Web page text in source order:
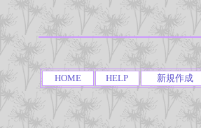
HOME HELP 新規作成